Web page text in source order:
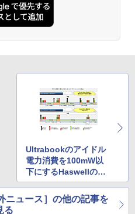
炭酸水 ラベルレス 500ml ×24本
ットボトル 500ミリリットル (Sm
限定】 伊藤園 磨かれて、澄
の水 2L 8本 ラベルレス [ ケース
トボトル ] [ 箱買い ] [ ストック
モノクロ版 115 (ジャンプコミッ
モノクロ版 39 (ジャンプ
でヤニ吸うふたり 9巻 (デジタル
ガンコミックス)
Ultrabookのアイドル
電力消費を100mW以
下にするHaswellの省
電力技術
ニュース］の他の記事を
る